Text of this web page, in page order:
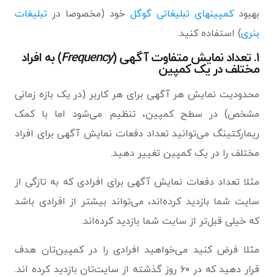
بهبودکمپینهای تبلیغاتی گوگل خود (مخصوصا در تبلیغات
بنری) استفاده کنید.
۱. تعداد نمایش متفاوت آگهی ( Frequency) به افراد
مختلف در یک کمپین
محدودیت نمایش هر آگهی برای هر کاربر (در یک بازه زمانی
مشخص) در سطح کمپین، تنظیم می‌شود اما با کمک
ریمارکتینگ می‌توانید تعداد دفعات نمایش آگهی برای افراد
مختلف را در یک کمپین تغییر دهید.
مثلا تعداد دفعات نمایش آگهی برای افرادی که به تازگی از
سایت شما بازدید کرده‌اند، می‌تواند بیشتر از افرادی باشد
که خیلی قبل‌تر از سایت شما بازدید کرده‌اند.
مثلا فرض کنید می‌خواهید افرادی را در کمپین‌تان هدف
قرار دهید که در ۶۰ روز گذشته از سایت‌تان بازدید کرده اند.